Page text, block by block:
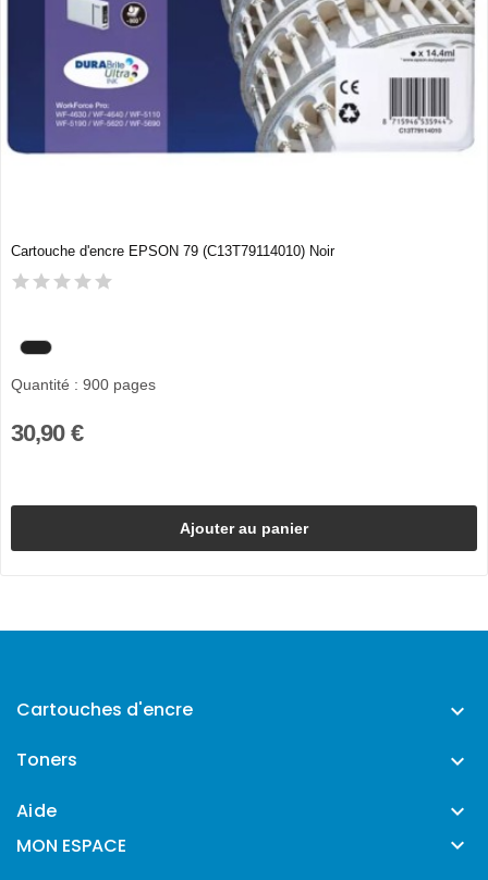
Cartouche d'encre EPSON 79 (C13T79114010) Noir
Quantité : 900 pages
30,90 €
Ajouter au panier
Cartouches d'encre 
Toners 
Aide 
MON ESPACE 